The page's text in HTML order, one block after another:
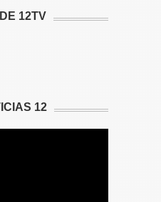
12TV
12